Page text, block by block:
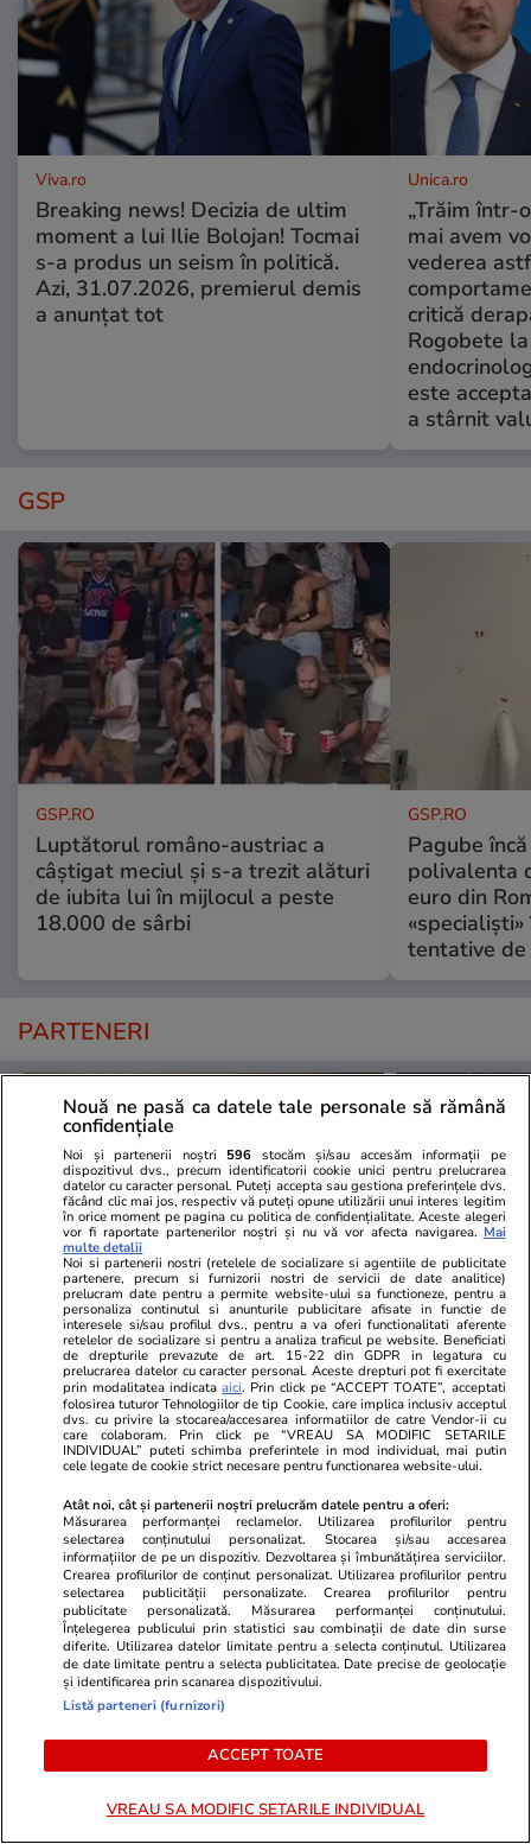
Viva.ro
Breaking news! Decizia de ultim
moment a lui Ilie Bolojan! Tocmai
s-a produs un seism în politică.
Azi, 31.07.2026, premierul demis
a anunțat tot
Unica.ro
„Trăim într-
mai avem
vederea
critică
Rogobete
este
a stârnit
GSP
GSP.RO
Luptătorul româno-austriac a
câștigat meciul și s-a trezit alături
de iubita lui în mijlocul a peste
18.000 de sârbi
GSP.RO
Pagube
polivalenta
euro din
tentative de
PARTENERI
Libertateapentrufemei.ro
Atenție! Poți primi bani de la stat
dacă-ți îngrijești părinții, bunicii
sau pe cineva vârstnic din familie.
Acum s-a decis! Cum trebuie să
procedezi
Avantaje.ro
Dieta
oricine!
urmează
specialiști!
fiecare zi și
acestui stil
ȘTIRI ROMÂNIA
Analiză
Politică 31 iul.
PNRR îngrășat în ajun. Legea
ANI trebuia, inițial, să fie gata
din decembrie 2024
Nouă ne pasă ca datele tale personale să rămână
confidențiale
Noi și partenerii noștri 596 stocăm și/sau accesăm informații pe
dispozitivul dvs., precum identificatorii cookie unici pentru prelucrarea
datelor cu caracter personal. Puteți accepta sau gestiona preferințele dvs.
făcând clic mai jos, respectiv vă puteți opune utilizării unui interes legitim
în orice moment pe pagina cu politica de confidențialitate. Aceste alegeri
vor fi raportate partenerilor noștri și nu vă vor afecta navigarea. Mai
multe detalii
Noi si partenerii nostri (retelele de socializare si agentiile de publicitate
partenere, precum si furnizorii nostri de servicii de date analitice)
prelucram date pentru a permite website-ului sa functioneze, pentru a
personaliza continutul si anunturile publicitare afisate in functie de
interesele si/sau profilul dvs., pentru a va oferi functionalitati aferente
retelelor de socializare si pentru a analiza traficul pe website. Beneficiati
de drepturile prevazute de art. 15-22 din GDPR in legatura cu
prelucrarea datelor cu caracter personal. Aceste drepturi pot fi exercitate
prin modalitatea indicataaici. Prin click pe “ACCEPT TOATE”, acceptati
folosirea tuturor Tehnologiilor de tip Cookie, care implica inclusiv acceptul
dvs. cu privire la stocarea/accesarea informatiilor de catre Vendor-ii cu
care colaboram. Prin click pe “VREAU SA MODIFIC SETARILE
INDIVIDUAL” puteti schimba preferintele in mod individual, mai putin
cele legate de cookie strict necesare pentru functionarea website-ului.
Atât noi, cât și partenerii noștri prelucrăm datele pentru a oferi:
Măsurarea performanței reclamelor. Utilizarea profilurilor pentru
selectarea conținutului personalizat. Stocarea și/sau accesarea
informațiilor de pe un dispozitiv. Dezvoltarea și îmbunătățirea serviciilor.
Crearea profilurilor de conținut personalizat. Utilizarea profilurilor pentru
selectarea publicității personalizate. Crearea profilurilor pentru
publicitate personalizată. Măsurarea performanței conținutului.
Înțelegerea publicului prin statistici sau combinații de date din surse
diferite. Utilizarea datelor limitate pentru a selecta conținutul. Utilizarea
de date limitate pentru a selecta publicitatea. Date precise de geolocație
și identificarea prin scanarea dispozitivului.
Listă parteneri (furnizori)
ACCEPT TOATE
VREAU SA MODIFIC SETARILE INDIVIDUAL